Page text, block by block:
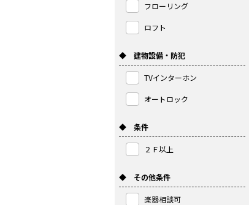
フローリング
ロフト
◆ 建物設備・防犯
TVインターホン
オートロック
◆ 条件
２Ｆ以上
◆ その他条件
楽器相談可